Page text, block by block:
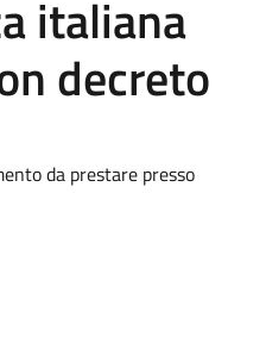
italiana
decreto
da prestare presso